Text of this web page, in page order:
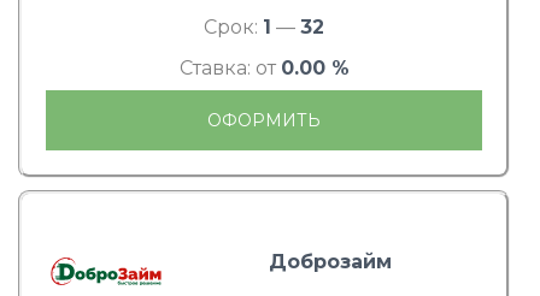
Срок: 1 — 32
Ставка: от 0.00 %
ОФОРМИТЬ
Доброзайм